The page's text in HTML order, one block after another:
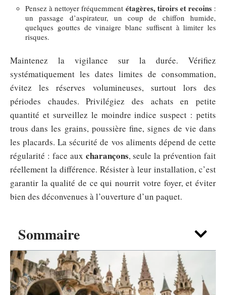
Sommaire
Pensez à nettoyer fréquemment étagères, tiroirs et recoins:
un passage d’aspirateur, un coup de chiffon humide,
quelques gouttes de vinaigre blanc suffisent à limiter les
risques.
Maintenez la vigilance sur la durée. Vérifiez
systématiquement les dates limites de consommation,
évitez les réserves volumineuses, surtout lors des
périodes chaudes. Privilégiez des achats en petite
quantité et surveillez le moindre indice suspect : petits
trous dans les grains, poussière fine, signes de vie dans
les placards. La sécurité de vos aliments dépend de cette
régularité : face aux charançons, seule la prévention fait
réellement la différence. Résister à leur installation, c’est
garantir la qualité de ce qui nourrit votre foyer, et éviter
bien des déconvenues à l’ouverture d’un paquet.